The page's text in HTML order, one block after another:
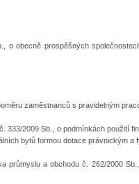
o obecně prospěšných
zaměstnanců s pravidelným
333/2009 Sb., o podmínkách použití
bytů formou dotace právnickým a
průmyslu a obchodu č. 262/2000